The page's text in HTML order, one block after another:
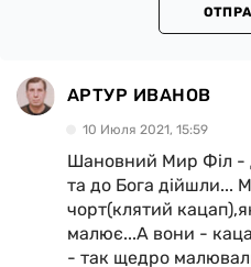
АРТУР ИВАНОВ
10 Июля 2021, 15:59
Шановний Мир Філ -
та до Бога дійшли...
чорт(клятий
малює...А вони -
- так щедро